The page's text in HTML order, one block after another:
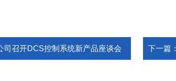
司召开DCS控制系统新产品座谈会 下一篇：